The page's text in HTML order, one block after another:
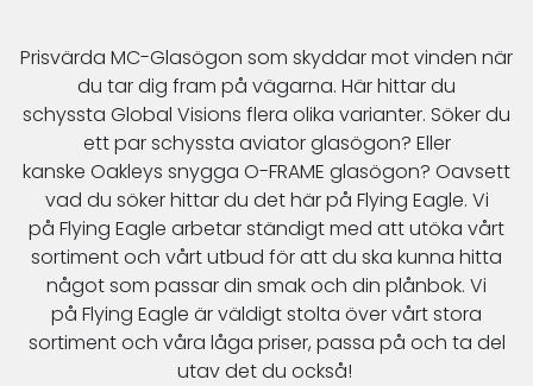
Prisvärda MC-Glasögon som skyddar mot vinden när
du tar dig fram på vägarna. Här hittar du
schyssta Global Visions flera olika varianter. Söker du
ett par schyssta aviator glasögon? Eller
kanske Oakleys snygga O-FRAME glasögon? Oavsett
vad du söker hittar du det här på Flying Eagle. Vi
på Flying Eagle arbetar ständigt med att utöka vårt
sortiment och vårt utbud för att du ska kunna hitta
något som passar din smak och din plånbok. Vi
på Flying Eagle är väldigt stolta över vårt stora
sortiment och våra låga priser, passa på och ta del
utav det du också!